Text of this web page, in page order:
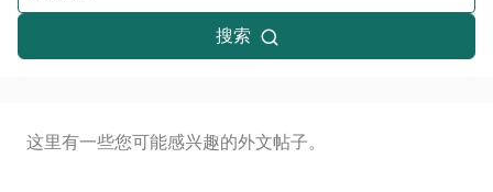
搜索
这里有一些您可能感兴趣的外文帖子。